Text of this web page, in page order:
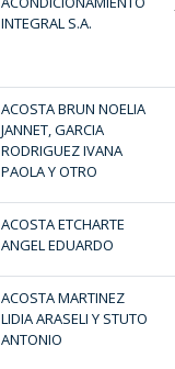
INTEGRAL S.A.
ACOSTA BRUN NOELIA
JANNET, GARCIA
RODRIGUEZ IVANA
PAOLA Y OTRO
ACOSTA ETCHARTE
ANGEL EDUARDO
ACOSTA MARTINEZ
LIDIA ARASELI Y STUTO
ANTONIO